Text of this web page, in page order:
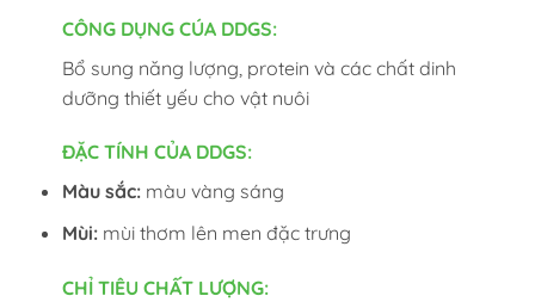
CÔNG DỤNG CÚA DDGS:
Bổ sung năng lượng, protein và các chất dinh
dưỡng thiết yếu cho vật nuôi
ĐẶC TÍNH CỦA DDGS:
Màu sắc:màu vàng sáng
Mùi:mùi thơm lên men đặc trưng
CHỈ TIÊU CHẤT LƯỢNG: